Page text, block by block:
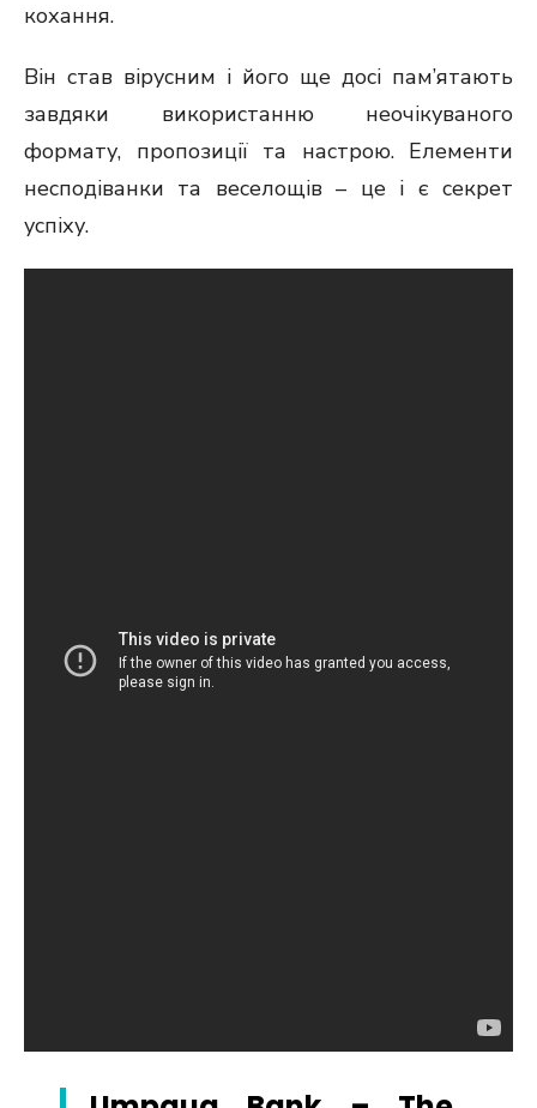
кохання.
Він став вірусним і його ще досі пам’ятають
завдяки використанню неочікуваного
формату, пропозиції та настрою. Елементи
несподіванки та веселощів – це і є секрет
успіху.